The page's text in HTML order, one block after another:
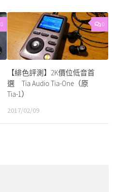
0 0
【緋色評測】2K價位低音首
選 Tia Audio Tia-One（原
Tia-1）
2017/02/09